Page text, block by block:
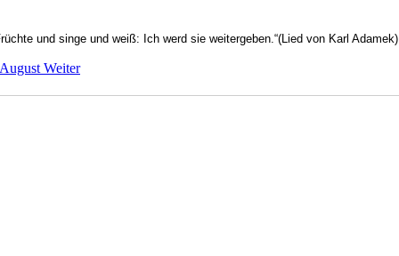
und singe und weiß: Ich werd sie weitergeben.“(Lied von Karl Adamek)
Weiter